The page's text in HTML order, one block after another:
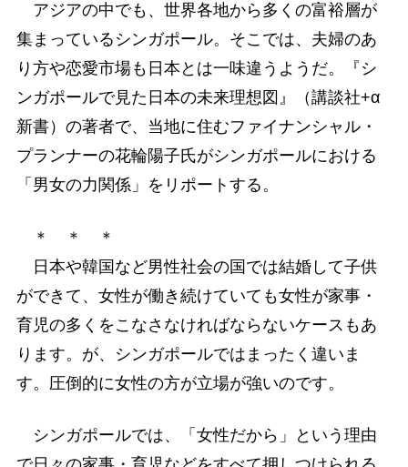
アジアの中でも、世界各地から多くの富裕層が
集まっているシンガポール。そこでは、夫婦のあ
り方や恋愛市場も日本とは一味違うようだ。『シ
ンガポールで見た日本の未来理想図』（講談社+α
新書）の著者で、当地に住むファイナンシャル・
プランナーの花輪陽子氏がシンガポールにおける
「男女の力関係」をリポートする。
＊ ＊ ＊
日本や韓国など男性社会の国では結婚して子供
ができて、女性が働き続けていても女性が家事・
育児の多くをこなさなければならないケースもあ
ります。が、シンガポールではまったく違いま
す。圧倒的に女性の方が立場が強いのです。
シンガポールでは、「女性だから」という理由